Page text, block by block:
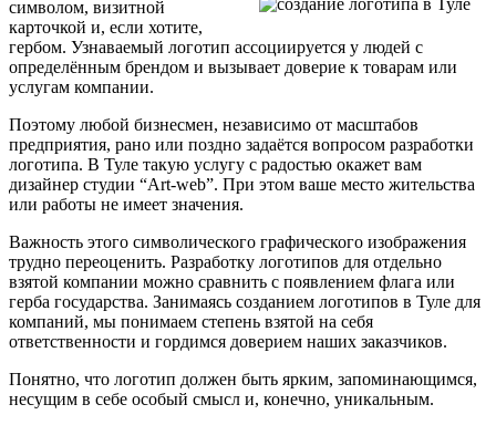
символом, визитной
карточкой и, если хотите,
гербом. Узнаваемый логотип ассоциируется у людей с
определённым брендом и вызывает доверие к товарам или
услугам компании.
Поэтому любой бизнесмен, независимо от масштабов
предприятия, рано или поздно задаётся вопросом разработки
логотипа. В Туле такую услугу с радостью окажет вам
дизайнер студии “Art-web”. При этом ваше место жительства
или работы не имеет значения.
Важность этого символического графического изображения
трудно переоценить. Разработку логотипов для отдельно
взятой компании можно сравнить с появлением флага или
герба государства. Занимаясь созданием логотипов в Туле для
компаний, мы понимаем степень взятой на себя
ответственности и гордимся доверием наших заказчиков.
Понятно, что логотип должен быть ярким, запоминающимся,
несущим в себе особый смысл и, конечно, уникальным.